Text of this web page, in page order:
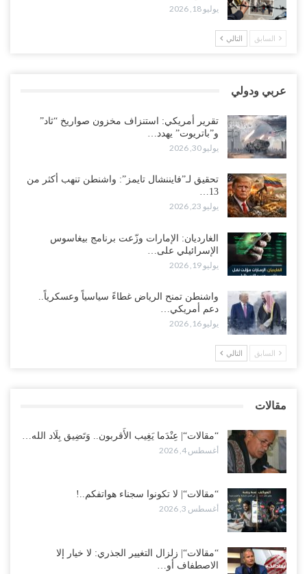
“حضرموت“| تغييرات سعودية بصفوف قيادة “درع الوطن” المتمركز
بالعبر.. هل بدأت الرياض إعادة هيكلة فصائلها بعد…
أغسطس 2, 2026
أغسطس 2, 2026
“تعز“| غضب شعبي يشلّ الخط الساحلي المخا- عدن.. هل بدأت المناطق
الاستراتيجية بالانفجار من الداخل..!
أغسطس 2, 2026
“حضرموت“| الانتقالي يناقش تشكيل لجان أهلية بأهم مناطق النفط..
وتلميحات إماراتية إلى انتقال التصعيد نحو الخيار العسكري..!
مع اختفاء وزيرة واستقالة آخر وصراع على السفارات.. أزمة المحاصصة
تعصف بحكومة عدن..!
عقب محاولة انسحابه من مطارح الريان.. المخابرات السعودية تصفي أبرز
مساعدي الحجوري..!
أغسطس 1, 2026
أغسطس 1, 2026
يوليو 18, 2026
السابق التالي
عربي ودولي
تقرير أمريكي: استنزاف مخزون صواريخ “ثاد”
و”باتريوت” يهدد…
يوليو 30, 2026
تحقيق لـ”فايننشال تايمز”: واشنطن تنهب أكثر من
13…
يوليو 23, 2026
الغارديان: الإمارات وزّعت برنامج بيغاسوس
الإسرائيلي على…
يوليو 19, 2026
واشنطن تمنح الرياض غطاءً سياسياً وعسكرياً..
دعم أمريكي…
يوليو 16, 2026
السابق التالي
مقالات
“مقالات“| عِنْدَما يَغِيب الأَقربون.. وَتَضِيق بِلَاد الله…
أغسطس 4, 2026
“مقالات“| لا تكونوا سجناء هواتفكم..!
أغسطس 3, 2026
“مقالات“| زلزال التغيير الجذري: لا خيار إلا
الاصطفاف أو…